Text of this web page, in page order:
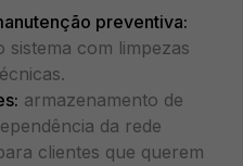
preventiva:
sistema com limpezas
armazenamento de
da rede
clientes que querem